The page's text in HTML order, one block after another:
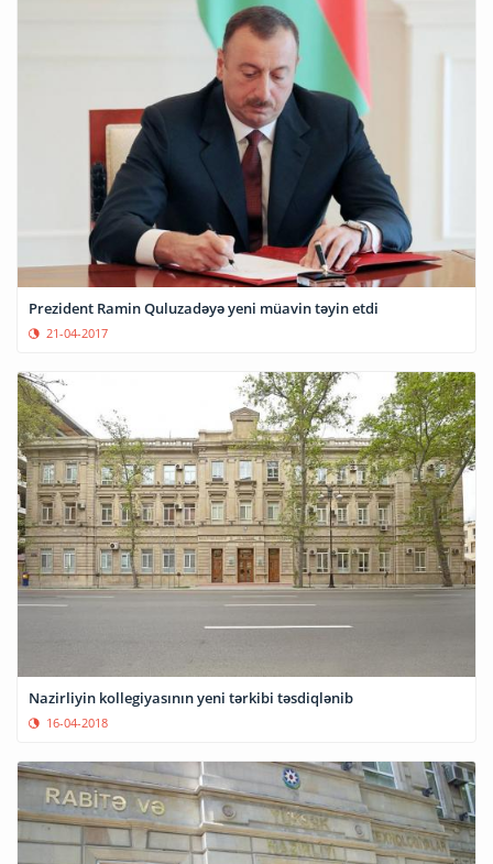
Prezident Ramin Quluzadəyə yeni müavin təyin etdi
21-04-2017
Nazirliyin kollegiyasının yeni tərkibi təsdiqlənib
16-04-2018